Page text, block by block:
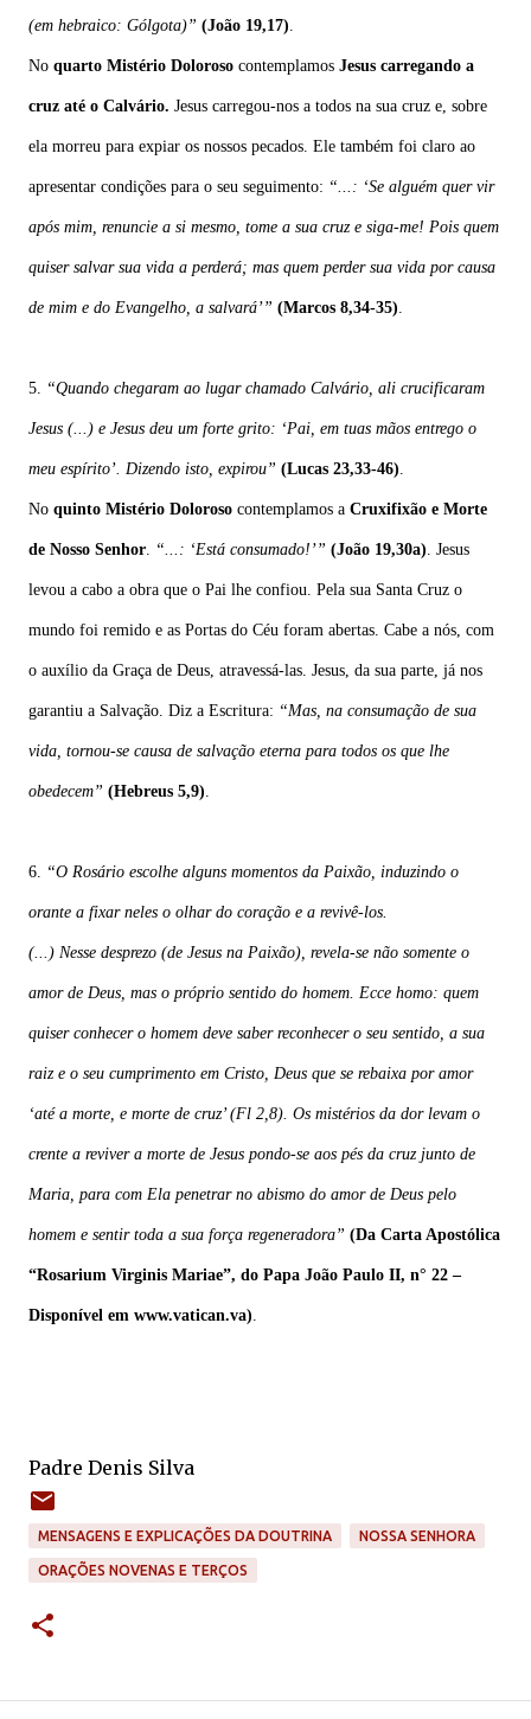
(em hebraico: Gólgota)” (João 19,17)
No quarto Mistério Doloroso contemplamos Jesus carregando a
cruz até o Calvário. Jesus carregou-nos a todos na sua cruz e, sobre
ela morreu para expiar os nossos pecados. Ele também foi claro ao
apresentar condições para o seu seguimento: “...: ‘Se alguém quer vir
após mim, renuncie a si mesmo, tome a sua cruz e siga-me! Pois quem
quiser salvar sua vida a perderá; mas quem perder sua vida por causa
de mim e do Evangelho, a salvará’” (Marcos 8,34-35)
5. “Quando chegaram ao lugar chamado Calvário, ali crucificaram
Jesus (...) e Jesus deu um forte grito: ‘Pai, em tuas mãos entrego o
meu espírito’. Dizendo isto, expirou” (Lucas 23,33-46)
No quinto Mistério Doloroso contemplamos a Cruxifixão e Morte
de Nosso Senhor “...: ‘Está consumado!’” (João 19,30a) . Jesus
levou a cabo a obra que o Pai lhe confiou. Pela sua Santa Cruz o
mundo foi remido e as Portas do Céu foram abertas. Cabe a nós, com
o auxílio da Graça de Deus, atravessá-las. Jesus, da sua parte, já nos
garantiu a Salvação. Diz a Escritura: “Mas, na consumação de sua
vida, tornou-se causa de salvação eterna para todos os que lhe
obedecem” (Hebreus 5,9)
6. “O Rosário escolhe alguns momentos da Paixão, induzindo o
orante a fixar neles o olhar do coração e a revivê-los.
(...) Nesse desprezo (de Jesus na Paixão), revela-se não somente o
amor de Deus, mas o próprio sentido do homem. Ecce homo: quem
quiser conhecer o homem deve saber reconhecer o seu sentido, a sua
raiz e o seu cumprimento em Cristo, Deus que se rebaixa por amor
‘até a morte, e morte de cruz’ (Fl 2,8). Os mistérios da dor levam o
crente a reviver a morte de Jesus pondo-se aos pés da cruz junto de
Maria, para com Ela penetrar no abismo do amor de Deus pelo
homem e sentir toda a sua força regeneradora” (Da Carta Apostólica
“Rosarium Virginis Mariae”, do Papa João Paulo II, n° 22 –
Disponível em www.vatican.va)
Padre Denis Silva
MENSAGENS E EXPLICAÇÕES DA DOUTRINA NOSSA SENHORA
ORAÇÕES NOVENAS E TERÇOS